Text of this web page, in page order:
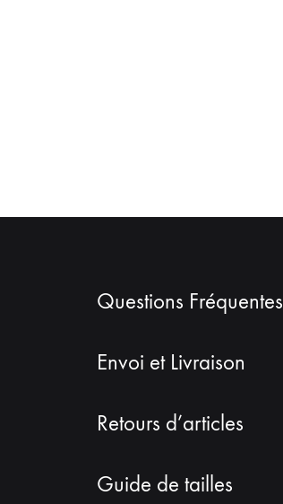
Questions Fréquentes
Envoi et Livraison
Retours d’articles
Guide de tailles